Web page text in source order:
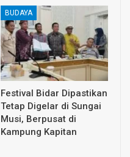
BUDAYA
Festival Bidar Dipastikan
Tetap Digelar di Sungai
Musi, Berpusat di
Kampung Kapitan